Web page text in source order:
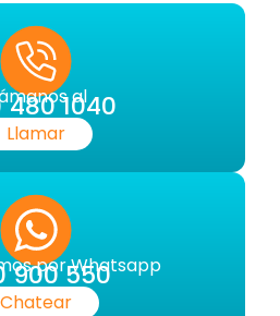
al
480 1040
Llamar
por Whatsapp
900 550
Chatear